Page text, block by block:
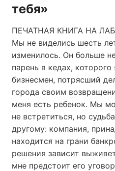
тебя»
ПЕЧАТНАЯ КНИГА НА
Мы не виделись шесть
изменилось. Он больше
парень в кедах,
бизнесмен, потрясший
города своим
меня есть ребенок. Мы
не встретиться, но
другому: компания,
находится на грани
решения зависит
мне предстоит его